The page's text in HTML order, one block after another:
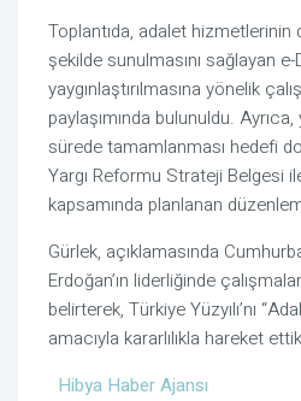
Toplantıda, adalet
şekilde sunulmasını sağlayan
yaygınlaştırılmasına yönelik
paylaşımında bulunuldu.
sürede tamamlanması hedefi
Yargı Reformu Strateji Belgesi
kapsamında planlanan
Gürlek, açıklamasında
Erdoğan’ın liderliğinde
belirterek, Türkiye Yüzyılı’nı
amacıyla kararlılıkla hareket
Hibya Haber Ajansı